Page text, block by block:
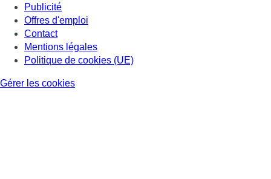
Publicité
Offres d'emploi
Contact
Mentions légales
Politique de cookies (UE)
Gérer les cookies